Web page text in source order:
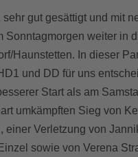
sehr gut gesättigt und mit
Sonntagmorgen weiter in
Haunstetten. In dieser
und DD für uns
Start als am
umkämpften Sieg von
einer Verletzung von
sowie von Verena